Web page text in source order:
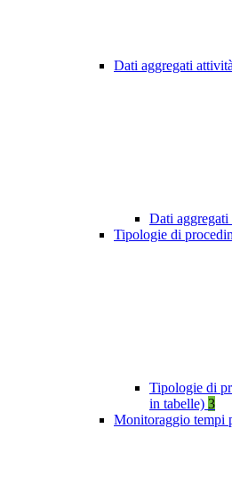
Dati aggregati
Dati
Tipologie di
Tipologie di
in tabelle) 3
Monitoraggio tempi